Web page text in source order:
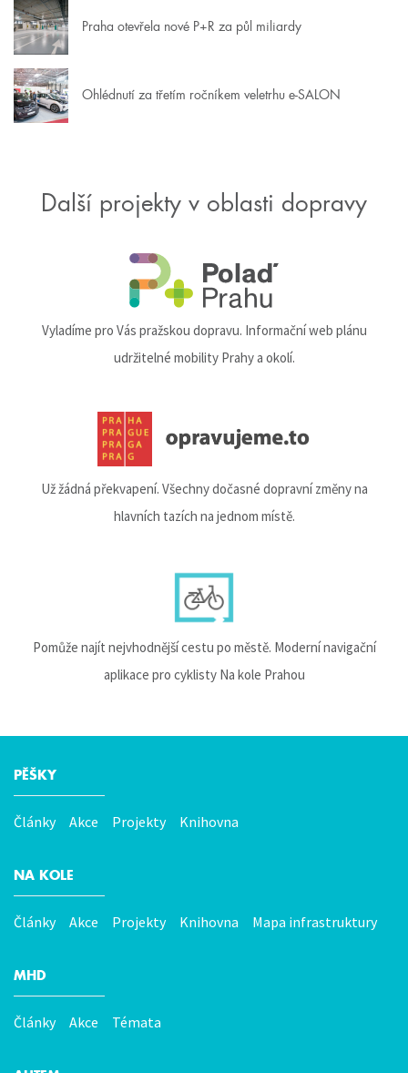
Praha otevřela nové P+R za půl miliardy
Ohlédnutí za třetím ročníkem veletrhu e-SALON
Další projekty v oblasti dopravy
Vyladíme pro Vás pražskou dopravu. Informační web plánu
udržitelné mobility Prahy a okolí.
Už žádná překvapení. Všechny dočasné dopravní změny na
hlavních tazích na jednom místě.
Pomůže najít nejvhodnější cestu po městě. Moderní navigační
aplikace pro cyklisty Na kole Prahou
Hlavní
menu
PĚŠKY
Články Akce Projekty Knihovna
NA KOLE
Články Akce Projekty Knihovna Mapa infrastruktury
MHD
Články Akce Témata